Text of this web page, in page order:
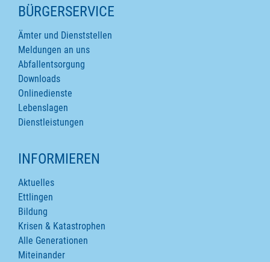
SEITENINHALTE
BÜRGERSERVICE
Ämter und Dienststellen
Meldungen an uns
Abfallentsorgung
Downloads
Onlinedienste
Lebenslagen
Dienstleistungen
INFORMIEREN
Aktuelles
Ettlingen
Bildung
Krisen & Katastrophen
Alle Generationen
Miteinander